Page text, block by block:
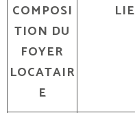
COMPOSI
TION DU
FOYER
LOCATAIR
E